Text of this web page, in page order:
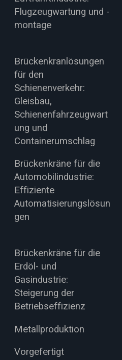
Flugzeugwartung und -
montage
Brückenkranlösungen
für den
Schienenverkehr:
Gleisbau,
Schienenfahrzeugwart
ung und
Containerumschlag
Brückenkräne für die
Automobilindustrie:
Effiziente
Automatisierungslösun
gen
Brückenkräne für die
Erdöl- und
Gasindustrie:
Steigerung der
Betriebseffizienz
Metallproduktion
Vorgefertigt